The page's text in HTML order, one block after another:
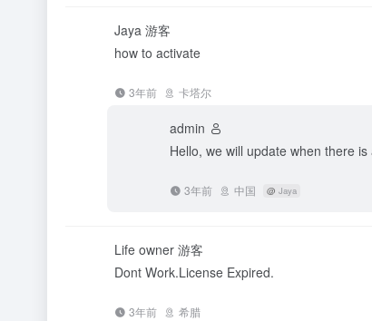
Jaya 游客
how to activate
3年前 卡塔尔
admin
Hello, we will update when there
3年前 中国 @ Jaya
Life owner 游客
Dont Work.License Expired.
3年前 希腊